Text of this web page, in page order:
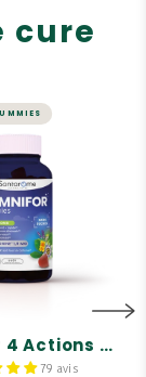
cure
Somnifor 4 Actions - 30 Gummies avec mélatonine
79 avis
4
- 30
avec
Mélatonine 1,9